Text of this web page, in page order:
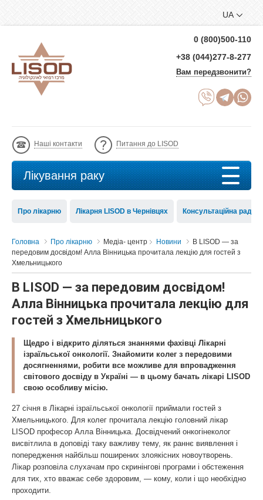
UA
0 (800)500-110
+38 (044)277-8-277
Вам передзвонити?
Наші контакти Питання до LISOD
Лікування раку
Про лікарню Лікарня LISOD в Чернівцях Консультаційна рада
Головна Про лікарню Медіа- центр Новини
В LISOD — за
передовим досвідом! Алла Вінницька прочитала лекцію для гостей з
Хмельницького
В LISOD — за передовим досвідом!
Алла Вінницька прочитала лекцію для
гостей з Хмельницького
Щедро і відкрито діляться знаннями фахівці Лікарні
ізраїльської онкології. Знайомити колег з передовими
досягненнями, робити все можливе для впровадження
світового досвіду в Україні — в цьому бачать лікарі LISOD
свою особливу місію.
27 січня в Лікарні ізраїльської онкології приймали гостей з
Хмельницького. Для колег прочитала лекцію головний лікар
LISOD професор Алла Вінницька. Досвідчений онкогінеколог
висвітлила в доповіді таку важливу тему, як раннє виявлення і
попередження найбільш поширених злоякісних новоутворень.
Лікар розповіла слухачам про скринінгові програми і обстеження
для тих, хто вважає себе здоровим, — кому, коли і що необхідно
проходити.